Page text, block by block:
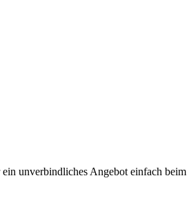
unverbindliches Angebot einfach beim